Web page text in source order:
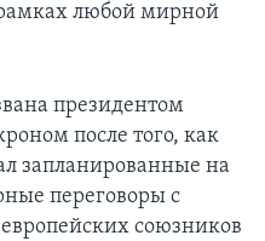
любой мирной
президентом
после того, как
запланированные на
переговоры с
союзников